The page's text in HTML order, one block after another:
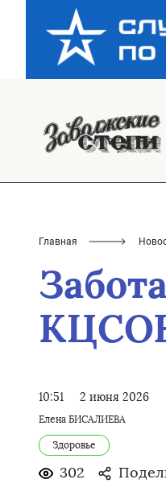
Главная
10:51 2 июня 2026
Елена БИСАЛИЕВА
Здоровье
302